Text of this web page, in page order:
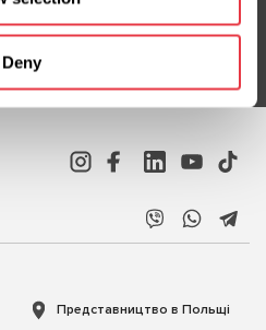
Deny
Підписатися
Представництво в Польщі